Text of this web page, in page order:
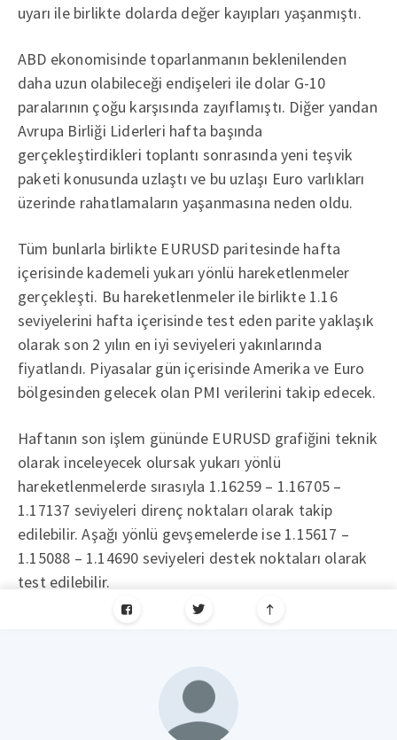
uyarı ile birlikte dolarda değer kayıpları yaşanmıştı.
ABD ekonomisinde toparlanmanın beklenilenden
daha uzun olabileceği endişeleri ile dolar G-10
paralarının çoğu karşısında zayıflamıştı. Diğer yandan
Avrupa Birliği Liderleri hafta başında
gerçekleştirdikleri toplantı sonrasında yeni teşvik
paketi konusunda uzlaştı ve bu uzlaşı Euro varlıkları
üzerinde rahatlamaların yaşanmasına neden oldu.
Tüm bunlarla birlikte EURUSD paritesinde hafta
içerisinde kademeli yukarı yönlü hareketlenmeler
gerçekleşti. Bu hareketlenmeler ile birlikte 1.16
seviyelerini hafta içerisinde test eden parite yaklaşık
olarak son 2 yılın en iyi seviyeleri yakınlarında
fiyatlandı. Piyasalar gün içerisinde Amerika ve Euro
bölgesinden gelecek olan PMI verilerini takip edecek.
Haftanın son işlem gününde EURUSD grafiğini teknik
olarak inceleyecek olursak yukarı yönlü
hareketlenmelerde sırasıyla 1.16259 – 1.16705 –
1.17137 seviyeleri direnç noktaları olarak takip
edilebilir. Aşağı yönlü gevşemelerde ise 1.15617 –
1.15088 – 1.14690 seviyeleri destek noktaları olarak
test edilebilir.